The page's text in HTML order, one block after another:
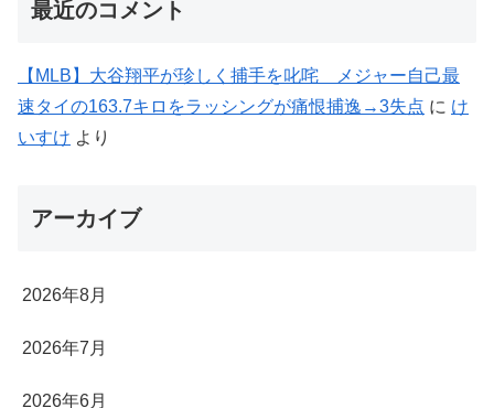
最近のコメント
【MLB】大谷翔平が珍しく捕手を叱咤 メジャー自己最
速タイの163.7キロをラッシングが痛恨捕逸→3失点 に け
いすけ より
アーカイブ
2026年8月
2026年7月
2026年6月